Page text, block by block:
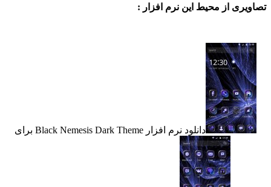
از محیط این نرم افزار :
دانلود نرم افزار Black Nemesis Dark Theme برای